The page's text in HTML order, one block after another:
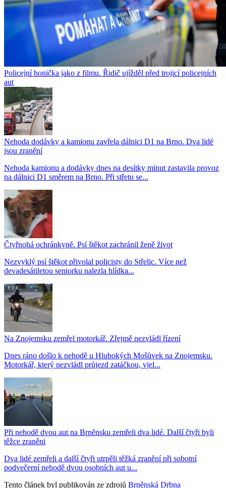
Policejní honička jako z filmu. Řidič ujížděl před trojicí policejních
aut
Nehoda dodávky a kamionu zavřela dálnici D1 na Brno. Dva lidé
jsou zranění
Nehoda kamionu a dodávky dnes na desítky minut zastavila provoz
na dálnici D1 směrem na Brno. Při střetu se...
Čtyřnohá ochránkyně. Psí štěkot zachránil ženě život
Nezvyklý psí štěkot přivolal policisty do Střelic. Více než
devadesátiletou seniorku nalezla hlídka...
Na Znojemsku zemřel motorkář. Zřejmě nezvládl řízení
Dnes ráno došlo k nehodě u Hlubokých Mošůvek na Znojemsku.
Motorkář, který nezvládl průjezd zatáčkou, vjel...
Při nehodě dvou aut na Brněnsku zemřeli dva lidé. Další čtyři byli
těžce zraněni
Dva lidé zemřeli a další čtyři utrpěli těžká zranění při sobotní
podvečerní nehodě dvou osobních aut u...
Tento článek byl publikován ze zdrojů Brněnská Drbna